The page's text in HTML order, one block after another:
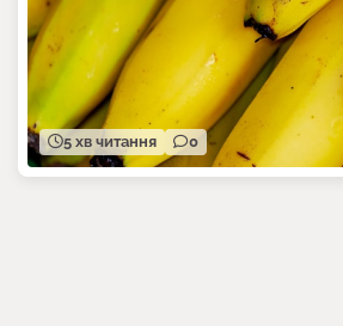
5 хв читання 0